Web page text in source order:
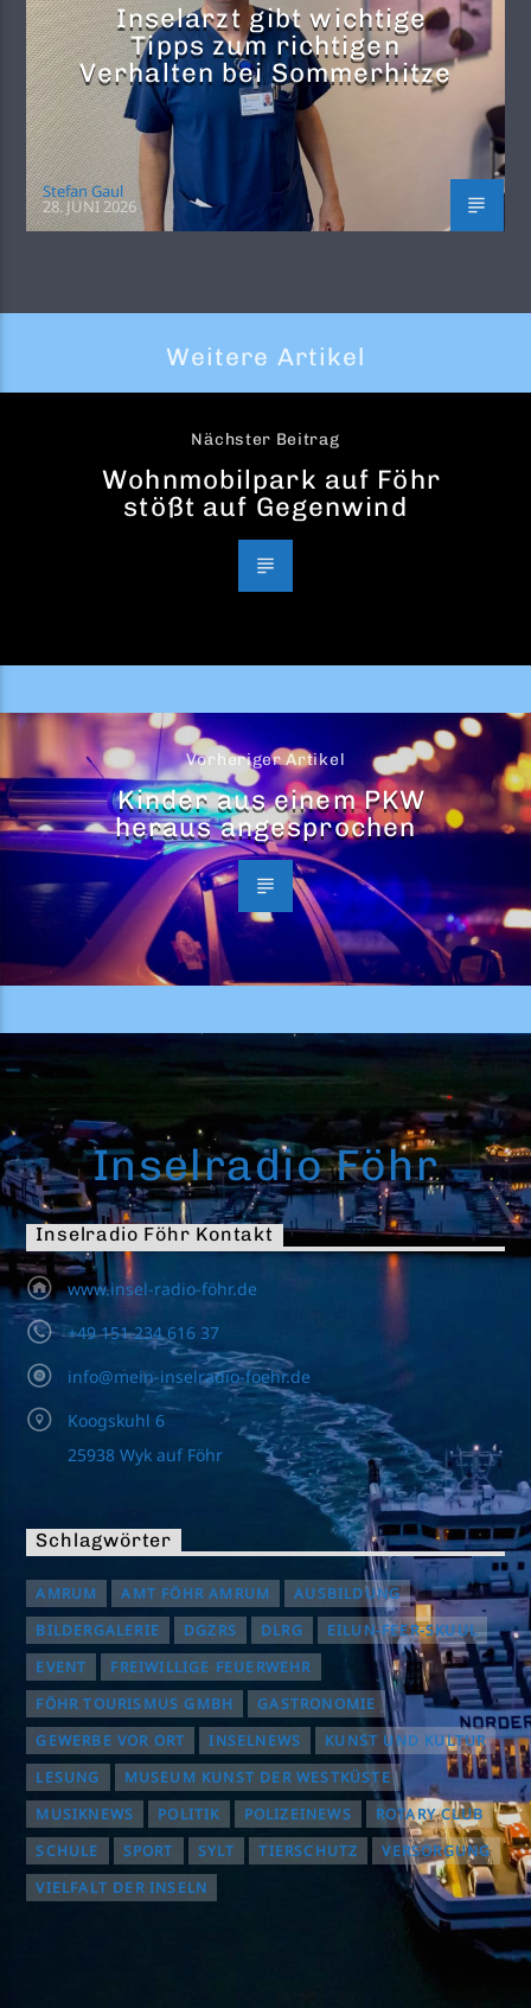
Inselarzt gibt wichtige
Tipps zum richtigen
Verhalten bei Sommerhitze
Stefan Gaul
28. JUNI 2026
Weitere Artikel
Nächster Beitrag
Wohnmobilpark auf Föhr
stößt auf Gegenwind
Vorheriger Artikel
Kinder aus einem PKW
heraus angesprochen
Inselradio Föhr
Inselradio Föhr Kontakt
www.insel-radio-föhr.de
+49 151 234 616 37
info@mein-inselradio-foehr.de
Koogskuhl 6
25938 Wyk auf Föhr
Schlagwörter
AMRUM AMT FÖHR AMRUM
AUSBILDUNG
BILDERGALERIE
DGZRS DLRG
EILUN-FEER-SKUUL
EVENT
FREIWILLIGE FEUERWEHR
FÖHR TOURISMUS GMBH
GASTRONOMIE
GEWERBE VOR ORT
INSELNEWS
KUNST UND KULTUR
LESUNG
MUSEUM KUNST DER WESTKÜSTE
MUSIKNEWS
POLITIK POLIZEINEWS
ROTARY CLUB
SCHULE
SPORT SYLT TIERSCHUTZ
VERSORGUNG
VIELFALT DER INSELN